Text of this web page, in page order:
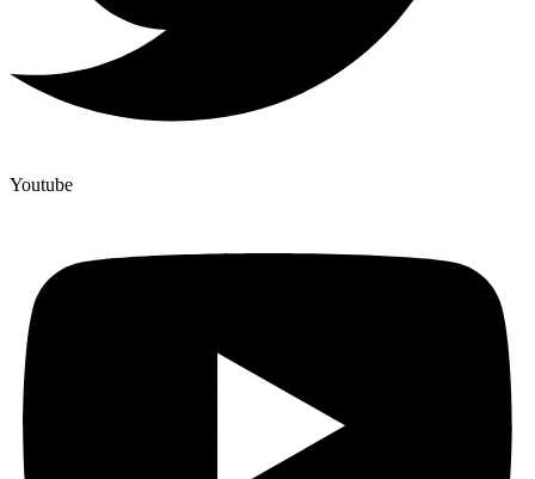
Youtube